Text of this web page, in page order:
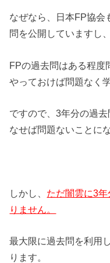
なぜなら、日本FP協会
問を公開していますし、
FPの過去問はある程度
やっておけば問題なく
ですので、3年分の過
なせば問題ないことに
しかし、 ただ闇雲に3
りません。
最大限に過去問を利用
ります。